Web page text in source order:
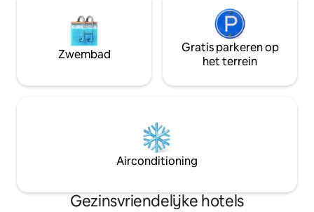
Zwembad
Gratis parkeren op
het terrein
Airconditioning
Gezinsvriendelijke hotels